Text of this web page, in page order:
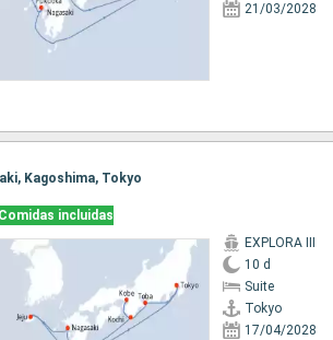
21/03/2028
Kagoshima, Tokyo
Comidas incluidas
EXPLORA III
10 d
Suite
Tokyo
17/04/2028